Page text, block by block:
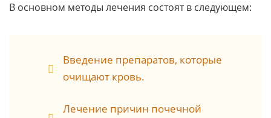
В основном методы лечения состоят в следующем:
Введение препаратов, которые
очищают кровь.
Лечение причин почечной